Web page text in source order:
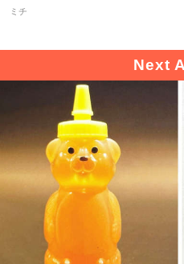
ミチ